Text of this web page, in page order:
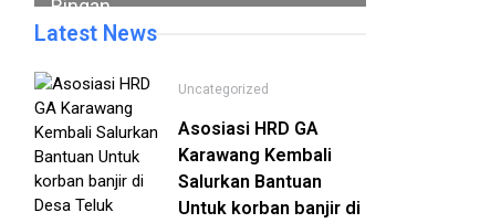
Ringan
Latest News
Uncategorized
Asosiasi HRD GA
Karawang Kembali
Salurkan Bantuan
Untuk korban banjir di